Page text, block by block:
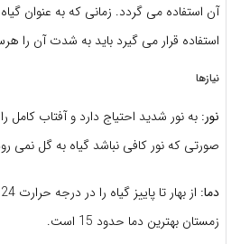
آن استفاده می گردد. زمانی که به عنوان گیاه
استفاده قرار می گیرد باید به شدت آن را
نیازها
نور: به نور شدید احتیاج دارد و آفتاب
صورتی که نور کافی نباشد گیاه به گل نمی
دما:
زمستان بهترین دما حدود 15 است.